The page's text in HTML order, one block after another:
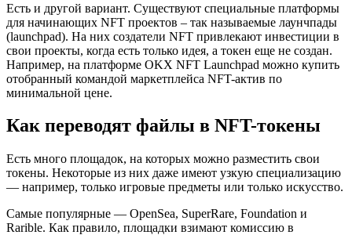
Есть и другой вариант. Существуют специальные платформы
для начинающих NFT проектов – так называемые лаунчпады
(launchpad). На них создатели NFT привлекают инвестиции в
свои проекты, когда есть только идея, а токен еще не создан.
Например, на платформе OKХ NFT Launchpad можно купить
отобранный командой маркетплейса NFT-актив по
минимальной цене.
Как переводят файлы в NFT-токены
Есть много площадок, на которых можно разместить свои
токены. Некоторые из них даже имеют узкую специализацию
— например, только игровые предметы или только искусство.
Самые популярные — OpenSea, SuperRare, Foundation и
Rarible. Как правило, площадки взимают комиссию в